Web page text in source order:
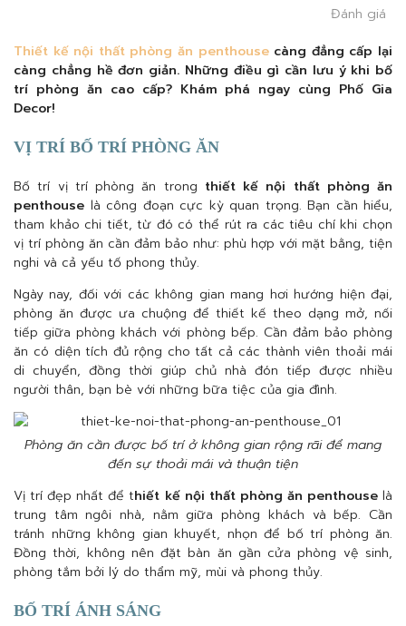
Đánh giá
Thiết kế nội thất phòng ăn penthousecàng đẳng cấp lại
càng chẳng hề đơn giản. Những điều gì cần lưu ý khi bố
trí phòng ăn cao cấp? Khám phá ngay cùng Phố Gia
Decor!
VỊ TRÍ BỐ TRÍ PHÒNG ĂN
Bố trí vị trí phòng ăn trong thiết kế nội thất phòng ăn
penthouse là công đoạn cực kỳ quan trọng. Bạn cần hiểu,
tham khảo chi tiết, từ đó có thể rút ra các tiêu chí khi chọn
vị trí phòng ăn cần đảm bảo như: phù hợp với mặt bằng, tiện
nghi và cả yếu tố phong thủy.
Ngày nay, đối với các không gian mang hơi hướng hiện đại,
phòng ăn được ưa chuộng để thiết kế theo dạng mở, nối
tiếp giữa phòng khách với phòng bếp. Cần đảm bảo phòng
ăn có diện tích đủ rộng cho tất cả các thành viên thoải mái
di chuyển, đồng thời giúp chủ nhà đón tiếp được nhiều
người thân, bạn bè với những bữa tiệc của gia đình.
Phòng ăn cần được bố trí ở không gian rộng rãi để mang
đến sự thoải mái và thuận tiện
Vị trí đẹp nhất để thiết kế nội thất phòng ăn penthouselà
trung tâm ngôi nhà, nằm giữa phòng khách và bếp. Cần
tránh những không gian khuyết, nhọn để bố trí phòng ăn.
Đồng thời, không nên đặt bàn ăn gần cửa phòng vệ sinh,
phòng tắm bởi lý do thẩm mỹ, mùi và phong thủy.
BỐ TRÍ ÁNH SÁNG